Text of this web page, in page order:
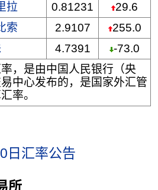
拉 0.81231
29.6
索 2.9107
255.0
4.7391
-73.0
，是由中国人民银行（央
中心发布的，是国家外汇管
率。
日汇率公告
所